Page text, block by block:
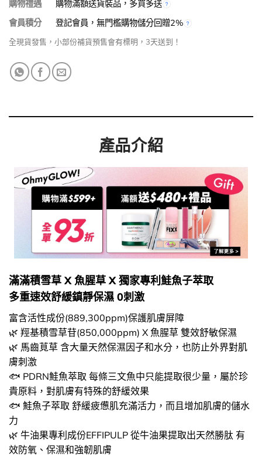
購物禮遇
購物滿額送貨裝品，多買多送
會員積分
登記會員，無門檻購物儲分回贈2%
全現貨發售，小部份補貨預售會有標明，3天送到！
產品介紹
滿滿積雪草 X 魚腥草 X 獨家專利鮭魚子萃取
多重速效舒緩鎮靜保濕 0刺激
富含活性成份(889,300ppm)保護肌膚屏障
🌿 羥基積雪草苷(850,000ppm) X 魚腥草 雙效舒敏保濕
🌿 馬齒莧草 含大量天然保濕因子和水分，也防止外界對肌
膚刺激
🐟 PDRN鮭魚萃取 每條三文魚中只能提取很少量，屬於珍
貴原料，對肌膚有特殊的舒緩效果
🐟 鮭魚子萃取 舒緩疲憊肌充滿活力，而且增加肌膚的儲水
力
🌿 牛油果專利成份EFFIPULP 從牛油果提取出天然勝肽 有
效防氧、保濕和強韌肌膚